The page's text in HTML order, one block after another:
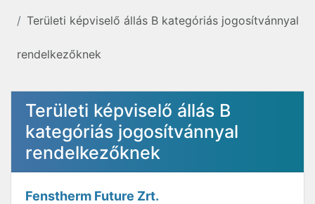
Területi képviselő állás B kategóriás jogosítvánnyal
rendelkezőknek
Területi képviselő állás B
kategóriás jogosítvánnyal
rendelkezőknek
Fenstherm Future Zrt.